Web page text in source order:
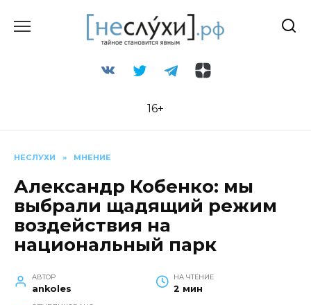
16+
НЕСЛУХИ » МНЕНИЕ
Александр Кобенко: мы
выбрали щадящий режим
воздействия на
национальный парк
АВТОР
ankoles
НА ЧТЕНИЕ
2 мин